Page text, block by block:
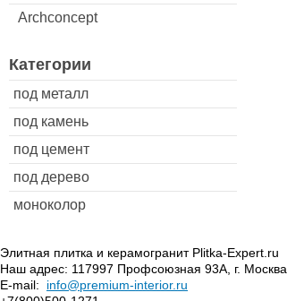
Archconcept
Категории
под металл
под камень
под цемент
под дерево
моноколор
Элитная плитка и керамогранит Plitka-Expert.ru
Наш адрес: 117997 Профсоюзная 93А г. Москва
E-mail:
info@premium-interior.ru